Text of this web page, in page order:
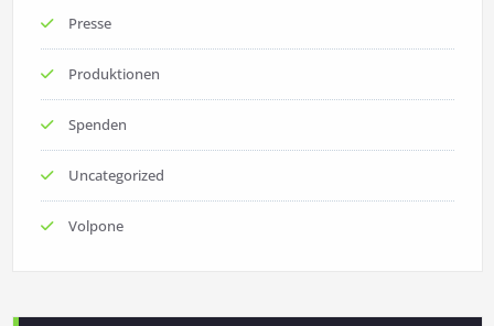
Presse
Produktionen
Spenden
Uncategorized
Volpone